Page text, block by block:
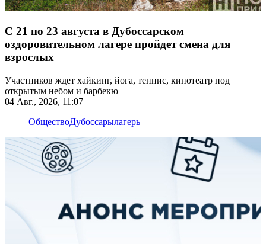
С 21 по 23 августа в Дубоссарском
оздоровительном лагере пройдет смена для
взрослых
Участников ждет хайкинг, йога, теннис, кинотеатр под
открытым небом и барбекю
04 Авг., 2026, 11:07
ОбществоДубоссарылагерь